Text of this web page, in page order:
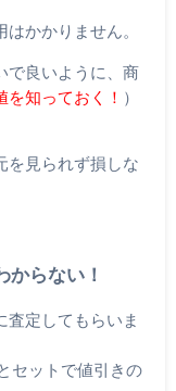
かかりません。
で良いように、商
知っておく！ ）
を見られず損しな
らない！
査定してもらいま
セットで値引きの